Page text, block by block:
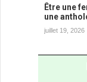
Être une
une
juillet 19, 2026